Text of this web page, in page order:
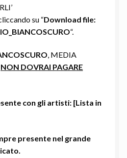
su “Download file:
“.
, MEDIA
NON DOVRAI PAGARE
con gli artisti: [Lista in
presente nel grande